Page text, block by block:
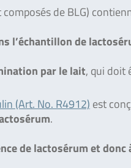
de BLG)
l’échantillon de
par le lait, qui doit
(Art. No. R4912) est
.
de lactosérum et